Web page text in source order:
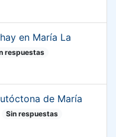
en María La
respuestas
de María
Sin respuestas